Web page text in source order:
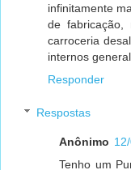
infinitamente
de fabricação,
carroceria
internos
Responder
Respostas
Anônimo
Tenho um